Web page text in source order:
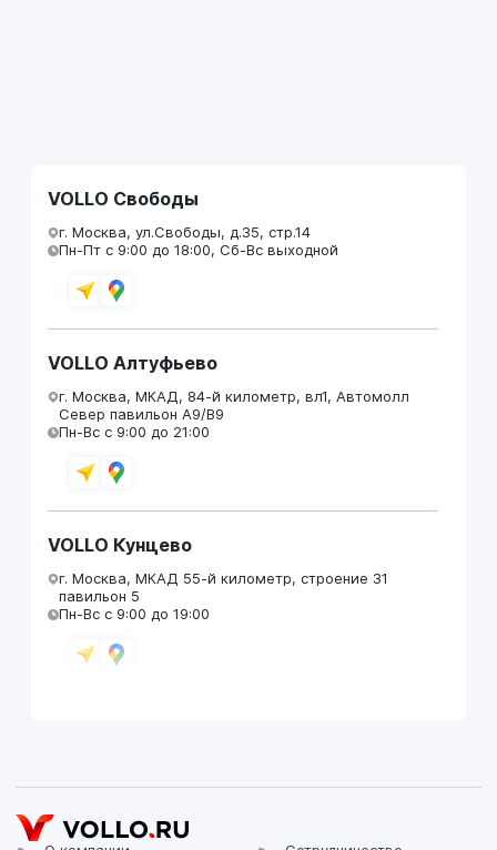
VOLLO Свободы
г. Москва, ул.Свободы, д.35, стр.14
Пн-Пт с 9:00 до 18:00, Сб-Вс выходной
VOLLO Алтуфьево
г. Москва, МКАД, 84-й километр, вл1, Автомолл
Север павильон А9/В9
Пн-Вс с 9:00 до 21:00
VOLLO Кунцево
г. Москва, МКАД 55-й километр, строение 31
павильон 5
Пн-Вс с 9:00 до 19:00